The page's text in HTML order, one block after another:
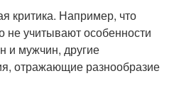
критика. Например, что
учитывают особенности
и мужчин, другие
отражающие разнообразие